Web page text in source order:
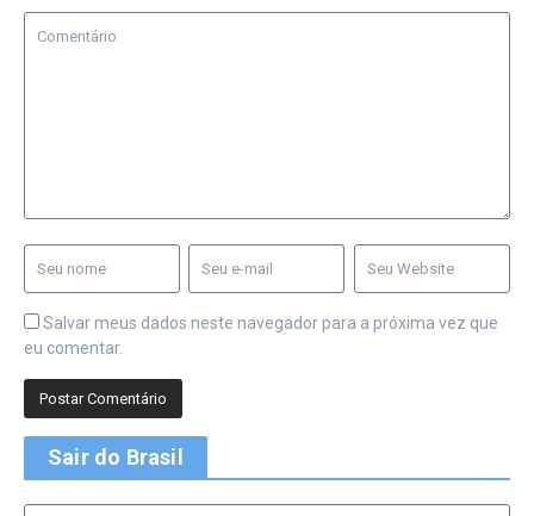
Salvar meus dados neste navegador para a próxima vez que
eu comentar.
Sair do Brasil